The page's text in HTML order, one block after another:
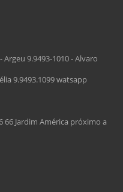
Argeu 9.9493-1010 - Alvaro
9.9493.1099 watsapp
66 Jardim América próximo a